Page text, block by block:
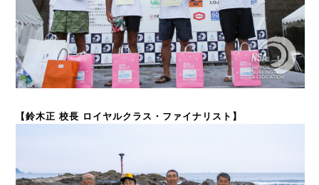
【鈴木正 校長 ロイヤルクラス・ファイナリスト】